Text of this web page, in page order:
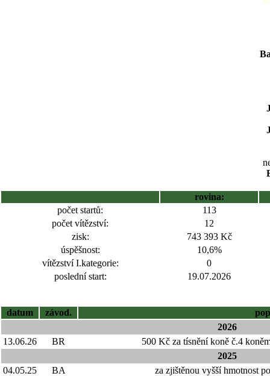
rovina:
počet startů:
113
počet vítězství:
12
zisk:
743 393 Kč
úspěšnost:
10,6%
vítězství I.kategorie:
0
poslední start:
19.07.2026
datum závod.
2026
13.06.26
BR
500 Kč za tísnění koně č.4
2025
04.05.25
BA
za zjištěnou vyšší hmotnost